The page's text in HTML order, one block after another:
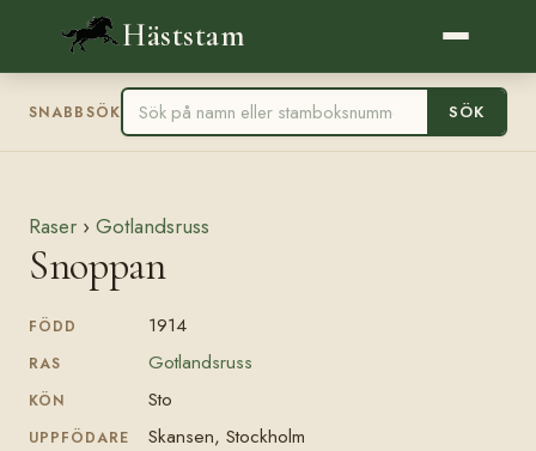
Häststam
SNABBSÖK SÖK
Raser › Gotlandsruss
Snoppan
FÖDD 1914
RAS Gotlandsruss
KÖN Sto
UPPFÖDARE Skansen, Stockholm